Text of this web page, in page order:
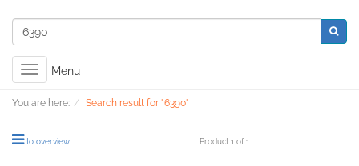
Toggle
navigation
Menu
You are here: Search result for "6390"
to overview Product 1 of 1